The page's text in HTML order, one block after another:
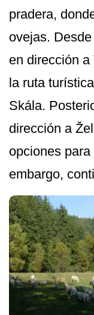
pradera,
ovejas.
en dirección a
la ruta
Skála.
dirección a
opciones
embargo,